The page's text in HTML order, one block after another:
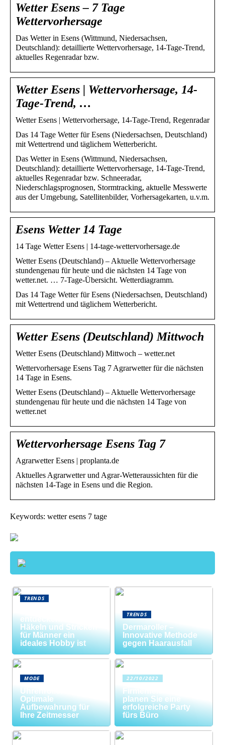
Wetter Esens – 7 Tage
Wettervorhersage
Das Wetter in Esens (Wittmund, Niedersachsen,
Deutschland): detaillierte Wettervorhersage, 14-Tage-Trend,
aktuelles Regenradar bzw.
Wetter Esens | Wettervorhersage, 14-
Tage-Trend, …
Wetter Esens | Wettervorhersage, 14-Tage-Trend, Regenradar
Das 14 Tage Wetter für Esens (Niedersachsen, Deutschland)
mit Wettertrend und täglichem Wetterbericht.
Das Wetter in Esens (Wittmund, Niedersachsen,
Deutschland): detaillierte Wettervorhersage, 14-Tage-Trend,
aktuelles Regenradar bzw. Schneeradar,
Niederschlagsprognosen, Stormtracking, aktuelle Messwerte
aus der Umgebung, Satellitenbilder, Vorhersagekarten, u.v.m.
Esens Wetter 14 Tage
14 Tage Wetter Esens | 14-tage-wettervorhersage.de
Wetter Esens (Deutschland) – Aktuelle Wettervorhersage
stundengenau für heute und die nächsten 14 Tage von
wetter.net. … 7-Tage-Übersicht. Wetterdiagramm.
Das 14 Tage Wetter für Esens (Niedersachsen, Deutschland)
mit Wettertrend und täglichem Wetterbericht.
Wetter Esens (Deutschland) Mittwoch
Wetter Esens (Deutschland) Mittwoch – wetter.net
Wettervorhersage Esens Tag 7 Agrarwetter für die nächsten
14 Tage in Esens.
Wetter Esens (Deutschland) – Aktuelle Wettervorhersage
stundengenau für heute und die nächsten 14 Tage von
wetter.net
Wettervorhersage Esens Tag 7
Agrarwetter Esens | proplanta.de
Aktuelles Agrarwetter und Agrar-Wetteraussichten für die
nächsten 14-Tage in Esens und die Region.
Keywords: wetter esens 7 tage
TRENDS
entdecken: Warum
Häkeln und Stricken
für Männer ein
ideales Hobby ist
TRENDS
Dermaroller –
Innovative Methode
gegen Haarausfall
MODE
Uhrenrolle: Die
Optimale
Aufbewahrung für
Ihre Zeitmesser
22/10/2022
Firmenfeier? So
planen Sie eine
erfolgreiche Party
fürs Büro